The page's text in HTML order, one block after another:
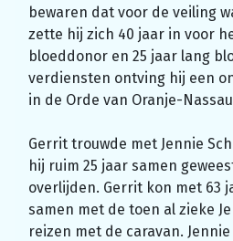
bewaren dat voor de veiling
zette hij zich 40 jaar in voor
bloeddonor en 25 jaar lang
verdiensten ontving hij een
in de Orde van Oranje-
Gerrit trouwde met Jennie
hij ruim 25 jaar samen
overlijden. Gerrit kon met 63
samen met de toen al zieke
reizen met de caravan.